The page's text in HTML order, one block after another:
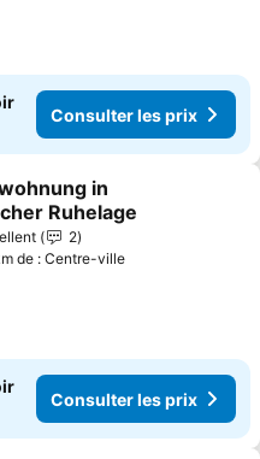
Consulter les prix
à mes favoris
in
Ruhelage
les prix
2
de : Centre-ville
Consulter les prix